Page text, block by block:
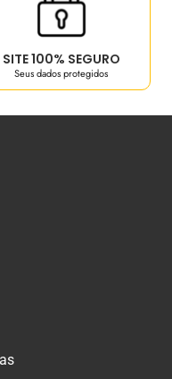
SITE 100% SEGURO
Seus dados protegidos